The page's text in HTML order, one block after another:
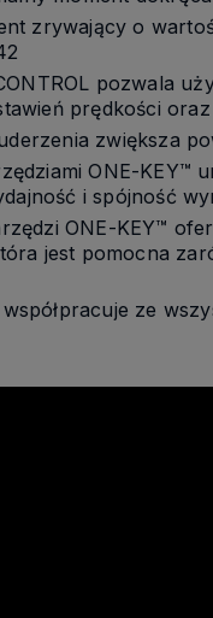
zrywający o
pozwala
prędkości
zwiększa
ONE-KEY™
i spójność
ONE-KEY™
jest pomocna
ze